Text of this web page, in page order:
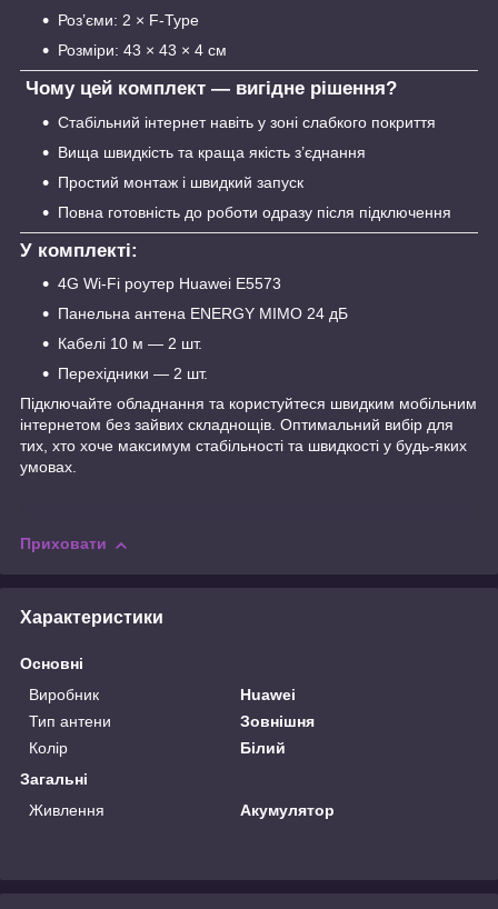
Роз’єми: 2 × F-Type
Розміри: 43 × 43 × 4 см
Чому цей комплект — вигідне рішення?
Стабільний інтернет навіть у зоні слабкого покриття
Вища швидкість та краща якість з’єднання
Простий монтаж і швидкий запуск
Повна готовність до роботи одразу після підключення
У комплекті:
4G Wi-Fi роутер Huawei E5573
Панельна антена ENERGY MIMO 24 дБ
Кабелі 10 м — 2 шт.
Перехідники — 2 шт.
Підключайте обладнання та користуйтеся швидким мобільним
інтернетом без зайвих складнощів. Оптимальний вибір для
тих, хто хоче максимум стабільності та швидкості у будь-яких
умовах.
Приховати
Характеристики
Основні
Виробник
Huawei
Тип антени
Зовнішня
Колір
Білий
Загальні
Живлення
Акумулятор